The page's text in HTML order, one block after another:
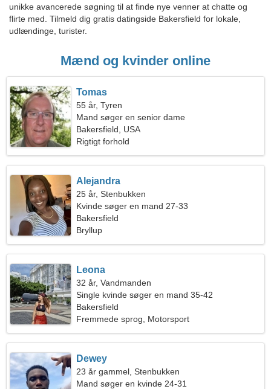
unikke avancerede søgning til at finde nye venner at chatte og
flirte med. Tilmeld dig gratis datingside Bakersfield for lokale,
udlændinge, turister.
Mænd og kvinder online
Tomas
55 år, Tyren
Mand søger en senior dame
Bakersfield, USA
Rigtigt forhold
Alejandra
25 år, Stenbukken
Kvinde søger en mand 27-33
Bakersfield
Bryllup
Leona
32 år, Vandmanden
Single kvinde søger en mand 35-42
Bakersfield
Fremmede sprog, Motorsport
Dewey
23 år gammel, Stenbukken
Mand søger en kvinde 24-31